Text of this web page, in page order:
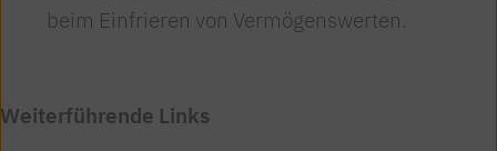
beim Einfrieren von Vermögenswerten.
Weiterführende Links